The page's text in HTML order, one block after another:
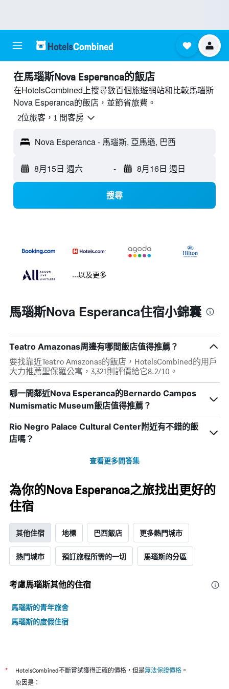
​在馬瑙斯Nova Esperanca​的飯店
在HotelsCombined上搜尋數百個旅遊網站和比較馬瑙斯
Nova Esperanca的飯店，並節省旅費。
2位旅客，1 間客房
Nova Esperanca - 馬瑙斯, 亞馬遜, 巴西
8月15日 週六 - 8月16日 週日
搜尋
...以及更多
馬瑙斯Nova Esperanca住宿小錦囊
Teatro Amazonas周邊有哪間飯店值得推薦？
要找靠近Teatro Amazonas的飯店，HotelsCombined的用戶
大力推薦聖保羅公寓，3,321則評價給它8.2/10。
哪一間鄰近Nova Esperanca的Bernardo Campos
Numismatic Museum飯店值得推薦？
Rio Negro Palace Cultural Center附近有不錯的飯
店嗎？
查看更多問答集
為你的Nova Esperanca之旅找出更好的
住宿
其他住宿 地標 巴西飯店 更多熱門城市
熱門城市 預訂旅程所需的一切 馬瑙斯的分區
考慮馬瑙斯​其他的住宿
馬瑙斯的青年旅舍
馬瑙斯的度假住宿
* HotelsCombined不斷嘗試獲得正確的價格，但是無法保證價格 。
原因是：